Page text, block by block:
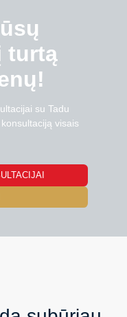
turtą
su Tadu
visais